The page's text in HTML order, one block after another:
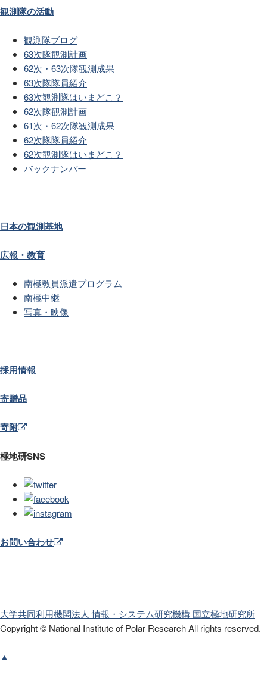
観測隊の活動
観測隊ブログ
63次隊観測計画
62次・63次隊観測成果
63次隊隊員紹介
63次観測隊はいまどこ？
62次隊観測計画
61次・62次隊観測成果
62次隊隊員紹介
62次観測隊はいまどこ？
バックナンバー
日本の観測基地
広報・教育
南極教員派遣プログラム
南極中継
写真・映像
採用情報
寄贈品
寄附
極地研SNS
お問い合わせ
大学共同利用機関法人 情報・システム研究機構 国立極地研究所
Copyright © National Institute of Polar ResearchAll rights reserved.
▲